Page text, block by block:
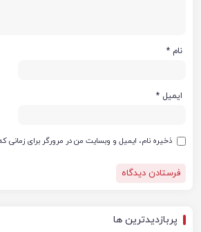
نام *
ایمیل *
ذخیره نام، ایمیل و وبسایت من در مرورگر برای زمانی
پربازدیدترین ها